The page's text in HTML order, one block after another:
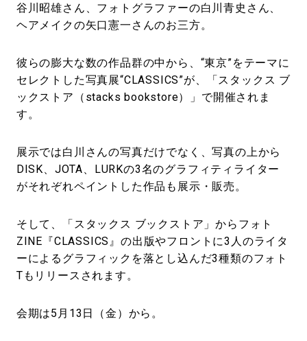
谷川昭雄さん、フォトグラファーの白川青史さん、
ヘアメイクの矢口憲一さんのお三方。
彼らの膨大な数の作品群の中から、“東京”をテーマに
セレクトした写真展“CLASSICS”が、「スタックス ブ
ックストア（stacks bookstore）」で開催されま
す。
展示では白川さんの写真だけでなく、写真の上から
DISK、JOTA、LURKの3名のグラフィティライター
がそれぞれペイントした作品も展示・販売。
そして、「スタックス ブックストア」からフォト
ZINE『CLASSICS』の出版やフロントに3人のライタ
ーによるグラフィックを落とし込んだ3種類のフォト
Tもリリースされます。
会期は5月13日（金）から。